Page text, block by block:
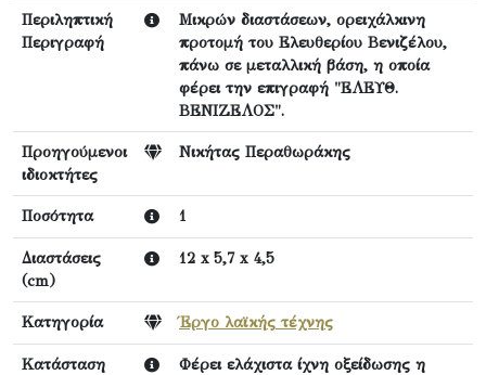
Περιληπτική
Περιγραφή
Μικρών διαστάσεων, ορειχάλκινη
προτομή του Ελευθερίου Βενιζέλου,
πάνω σε μεταλλική βάση, η οποία
φέρει την επιγραφή "ΕΛΕΥΘ.
ΒΕΝΙΖΕΛΟΣ".
Προηγούμενοι
ιδιοκτήτες
Νικήτας Περαθωράκης
Ποσότητα 1
Διαστάσεις
(cm)
12 x 5,7 x 4,5
Κατηγορία Έργο λαϊκής τέχνης
Κατάσταση
Φέρει ελάχιστα ίχνη οξείδωσης η